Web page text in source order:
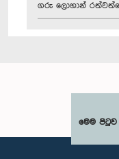
ගරු ලොහාන්
මෙම පිටුව